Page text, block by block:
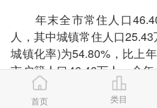
年末全市常住人口
人，其中城镇常住人口
城镇化率)为54.80%，比上
市户籍人口46.46万人。全
5.5‰;死亡人口3105人，死
首页 类目